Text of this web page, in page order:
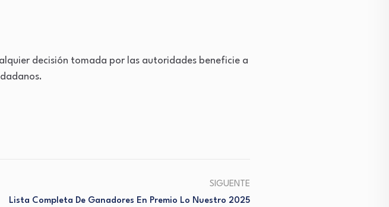
decisión tomada por las autoridades beneficie a
SIGUENTE
Lista Completa De Ganadores En Premio Lo Nuestro 2025